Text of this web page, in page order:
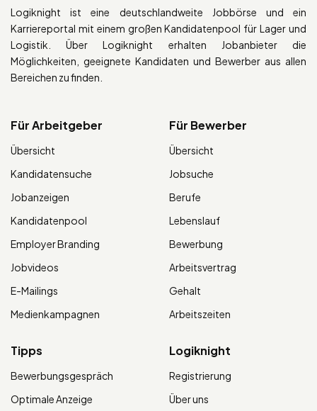
Logiknight ist eine deutschlandweite Jobbörse und ein
Karriereportal mit einem großen Kandidatenpool für Lager und
Logistik. Über Logiknight erhalten Jobanbieter die
Möglichkeiten, geeignete Kandidaten und Bewerber aus allen
Bereichen zu finden.
Für Arbeitgeber
Übersicht
Kandidatensuche
Jobanzeigen
Kandidatenpool
Employer Branding
Jobvideos
E-Mailings
Medienkampagnen
Für Bewerber
Übersicht
Jobsuche
Berufe
Lebenslauf
Bewerbung
Arbeitsvertrag
Gehalt
Arbeitszeiten
Tipps
Bewerbungsgespräch
Optimale Anzeige
Logiknight
Registrierung
Über uns